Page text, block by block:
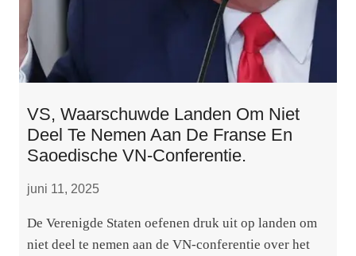
VS, Waarschuwde Landen Om Niet
Deel Te Nemen Aan De Franse En
Saoedische VN-Conferentie.
juni 11, 2025
De Verenigde Staten oefenen druk uit op landen om
niet deel te nemen aan de VN-conferentie over het